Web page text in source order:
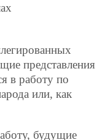
представления
в работу по
или, как
будущие